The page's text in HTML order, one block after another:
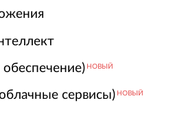
НОВЫЙ
сервисы) НОВЫЙ